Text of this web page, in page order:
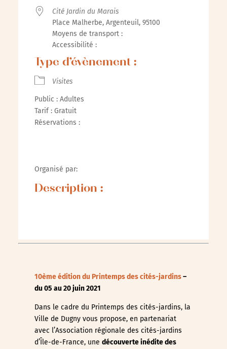
Cité Jardin du Marais
Place Malherbe, Argenteuil, 95100
Moyens de transport :
Accessibilité :
Type d’évènement :
Visites
Public : Adultes
Tarif : Gratuit
Réservations :
Organisé par:
Description :
10ème édition du Printemps des cités-jardins–
du 05 au 20 juin 2021
Dans le cadre du Printemps des cités-jardins, la
Ville de Dugny vous propose, en partenariat
avec l’Association régionale des cités-jardins
d’Île-de-France, une découverte inédite des